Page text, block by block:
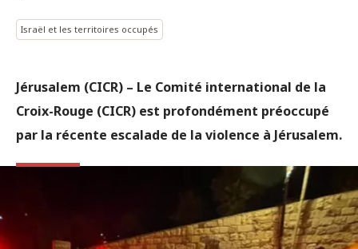
Israël et les territoires occupés
Jérusalem (CICR) – Le Comité international de la
Croix-Rouge (CICR) est profondément préoccupé
par la récente escalade de la violence à Jérusalem.